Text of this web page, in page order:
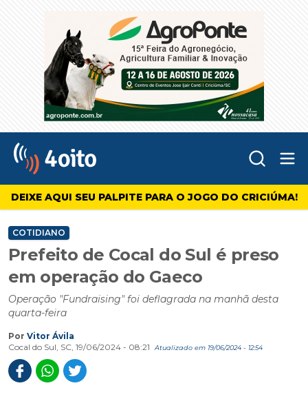
4oito
DEIXE AQUI SEU PALPITE PARA O JOGO DO CRICIÚMA!
COTIDIANO
Prefeito de Cocal do Sul é preso
em operação do Gaeco
Operação "Fundraising" foi deflagrada na manhã desta
quarta-feira
Por Vitor Ávila
Cocal do Sul, SC, 19/06/2024 - 08:21
Atualizado em 19/06/2024 - 12:54